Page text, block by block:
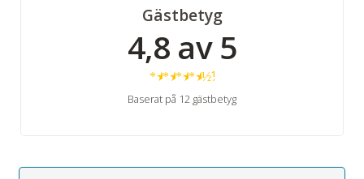
Gästbetyg
4,8 av 5
★★★★ ½
Baserat på 12 gästbetyg